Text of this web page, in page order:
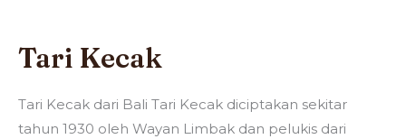
Tari Kecak
Tari Kecak dari Bali Tari Kecak diciptakan sekitar
tahun 1930 oleh Wayan Limbak dan pelukis dari